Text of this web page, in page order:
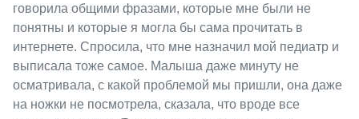
говорила общими фразами, которые мне были не
понятны и которые я могла бы сама прочитать в
интернете. Спросила, что мне назначил мой педиатр и
выписала тоже самое. Малыша даже минуту не
осматривала, с какой проблемой мы пришли, она даже
на ножки не посмотрела, сказала, что вроде все